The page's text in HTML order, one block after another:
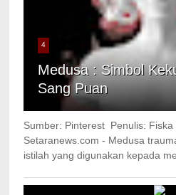
4
Medusa : Simbol
Sang Puan
Sumber: Pinterest Penulis: Fiska
Setaranews.com - Medusa
istilah yang digunakan kepada